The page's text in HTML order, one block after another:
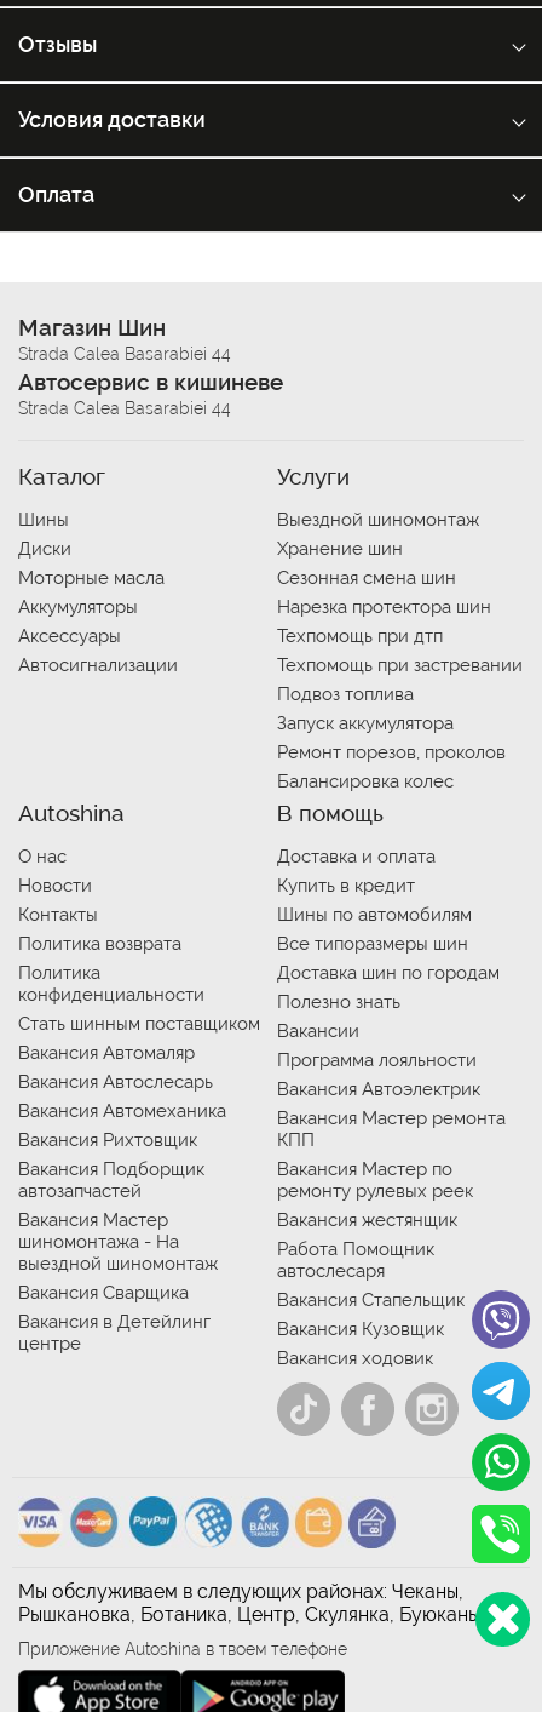
Отзывы
Условия доставки
Оплата
Магазин Шин
Strada Calea Basarabiei 44
Автосервис в кишиневе
Strada Calea Basarabiei 44
Каталог
Шины
Диски
Моторные масла
Аккумуляторы
Аксессуары
Автосигнализации
Услуги
Выездной шиномонтаж
Хранение шин
Сезонная смена шин
Нарезка протектора шин
Техпомощь при дтп
Техпомощь при застревании
Подвоз топлива
Запуск аккумулятора
Ремонт порезов, проколов
Балансировка колес
Autoshina
О нас
Новости
Контакты
Политика возврата
Политика
конфиденциальности
Стать шинным поставщиком
Вакансия Автомаляр
Вакансия Автослесарь
Вакансия Автомеханика
Вакансия Рихтовщик
Вакансия Подборщик
автозапчастей
Вакансия Мастер
шиномонтажа - На
выездной шиномонтаж
Вакансия Сварщика
Вакансия в Детейлинг
центре
В помощь
Доставка и оплата
Купить в кредит
Шины по автомобилям
Все типоразмеры шин
Доставка шин по городам
Полезно знать
Вакансии
Программа лояльности
Вакансия Автоэлектрик
Вакансия Мастер ремонта
КПП
Вакансия Мастер по
ремонту рулевых реек
Вакансия жестянщик
Работа Помощник
автослесаря
Вакансия Стапельщик
Вакансия Кузовщик
Вакансия ходовик
Мы обслуживаем в следующих районах: Чеканы,
Рышкановка, Ботаника, Центр, Скулянка, Буюканы
Приложение Autoshina в твоем телефоне